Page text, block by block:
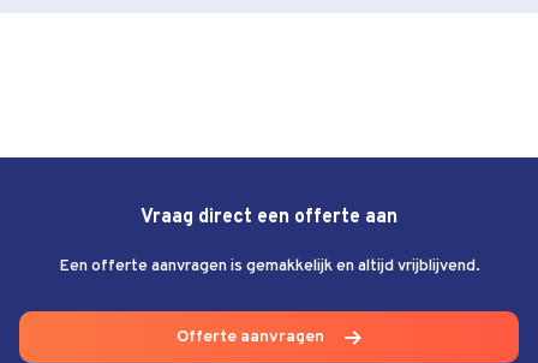
Vraag direct een offerte aan
Een offerte aanvragen is gemakkelijk en altijd vrijblijvend.
Offerte aanvragen